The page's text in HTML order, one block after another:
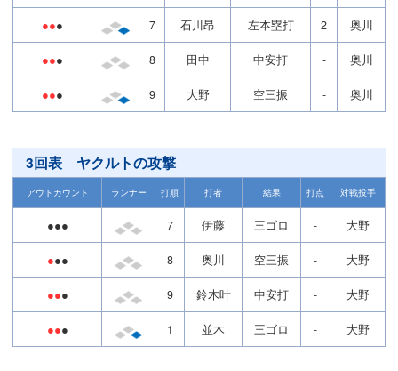
●●● 7 石川昂 左本塁打 2 奥川
●●● 8 田中 中安打 - 奥川
●●● 9 大野 空三振 - 奥川
3回表 ヤクルトの攻撃
アウトカウント ランナー 打順 打者 結果 打点 対戦投手
●●● 7 伊藤 三ゴロ - 大野
●●● 8 奥川 空三振 - 大野
●●● 9 鈴木叶 中安打 - 大野
●●● 1 並木 三ゴロ - 大野